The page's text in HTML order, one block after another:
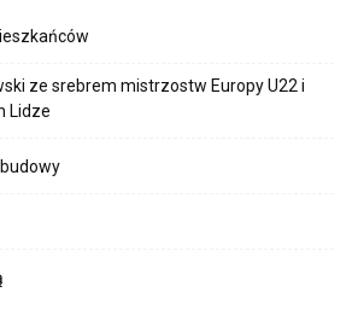
ze srebrem mistrzostw Europy U22 i
Lidze